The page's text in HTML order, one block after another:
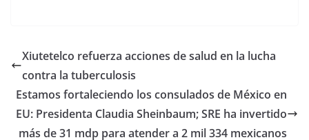
Xiutetelco refuerza acciones de salud en la lucha
contra la tuberculosis
Estamos fortaleciendo los consulados de México en
EU: Presidenta Claudia Sheinbaum; SRE ha invertido
más de 31 mdp para atender a 2 mil 334 mexicanos